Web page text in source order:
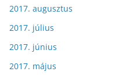
2017. augusztus
2017. július
2017. június
2017. május